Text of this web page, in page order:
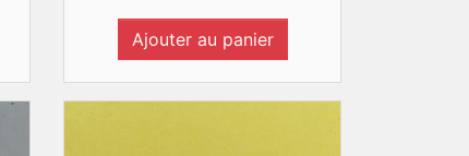
Ajouter au panier